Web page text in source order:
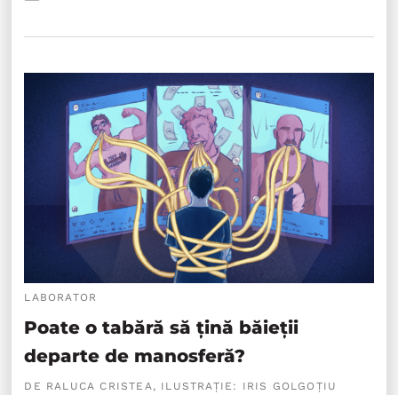
LABORATOR
Poate o tabără să țină băieții
departe de manosferă?
DE RALUCA CRISTEA, ILUSTRAȚIE: IRIS GOLGOȚIU